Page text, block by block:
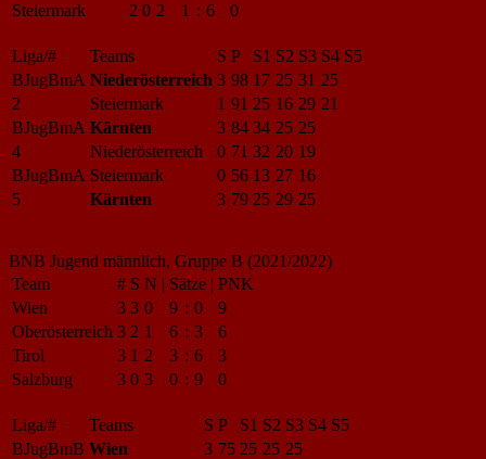
Steiermark
2 0 2 1 : 6 0
Liga/# Teams S P S1 S2 S3 S4 S5
BJugBmA Niederösterreich 3 98 17 25 31 25
2
Steiermark 1 91 25 16 29 21
BJugBmA Kärnten 3 84 34 25 25
4
Niederösterreich 0 71 32 20 19
BJugBmA Steiermark 0 56 13 27 16
5
Kärnten 3 79 25 29 25
BNB Jugend männlich, Gruppe B (2021/2022)
Team
# S N | Sätze | PNK
Wien
3 3 0 9 : 0
9
Oberösterreich 3 2 1 6 : 3
6
Tirol
3 1 2 3 : 6
3
Salzburg
3 0 3 0 : 9 0
Liga/# Teams S P S1 S2 S3 S4 S5
BJugBmB Wien 3 75 25 25 25